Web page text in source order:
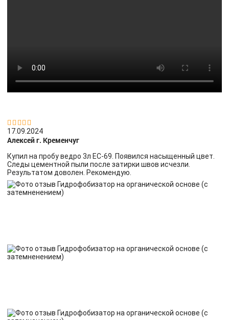


17.09.2024
Алексей г. Кременчуг
Купил на пробу ведро 3л ЕС-69. Появился насыщенный цвет.
Следы цементной пыли после затирки швов исчезли.
Результатом доволен. Рекомендую.